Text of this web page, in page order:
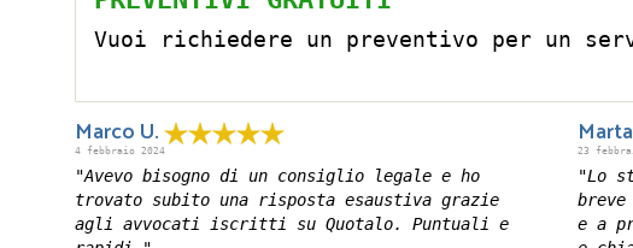
Vuoi richiedere un preventivo per un
Marco U.
4 febbraio 2024
"Avevo bisogno di un consiglio legale e ho
trovato subito una risposta esaustiva grazie
agli avvocati iscritti su Quotalo. Puntuali e
23
"Lo
e a